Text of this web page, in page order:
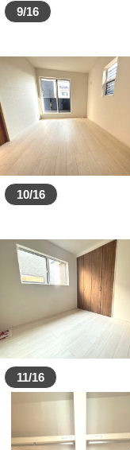
9/16
10/16
11/16